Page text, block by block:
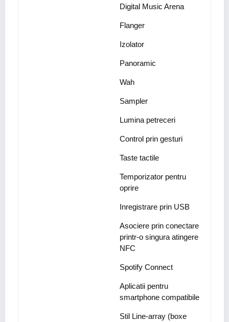
Digital Music Arena
Flanger
Izolator
Panoramic
Wah
Sampler
Lumina petreceri
Control prin gesturi
Taste tactile
Temporizator pentru
oprire
Inregistrare prin USB
Asociere prin conectare
printr-o singura atingere
NFC
Spotify Connect
Aplicatii pentru
smartphone compatibile
Stil Line-array (boxe